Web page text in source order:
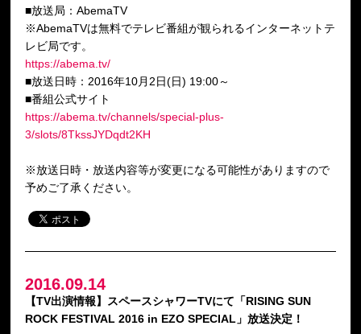
■放送局：AbemaTV
※AbemaTVは無料でテレビ番組が観られるインターネットテ
レビ局です。
https://abema.tv/
■放送日時：2016年10月2日(日) 19:00～
■番組公式サイト
https://abema.tv/channels/special-plus-
3/slots/8TkssJYDqdt2KH
※放送日時・放送内容等が変更になる可能性がありますので
予めご了承ください。
2016.09.14
【TV出演情報】スペースシャワーTVにて「RISING SUN
ROCK FESTIVAL 2016 in EZO SPECIAL」放送決定！